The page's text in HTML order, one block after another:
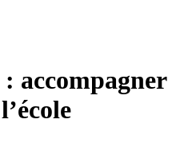
accompagner